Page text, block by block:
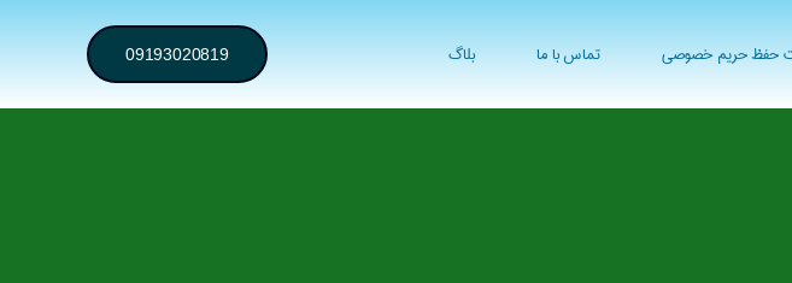
حفظ حریم خصوصی تماس با ما بلاگ 09193020819